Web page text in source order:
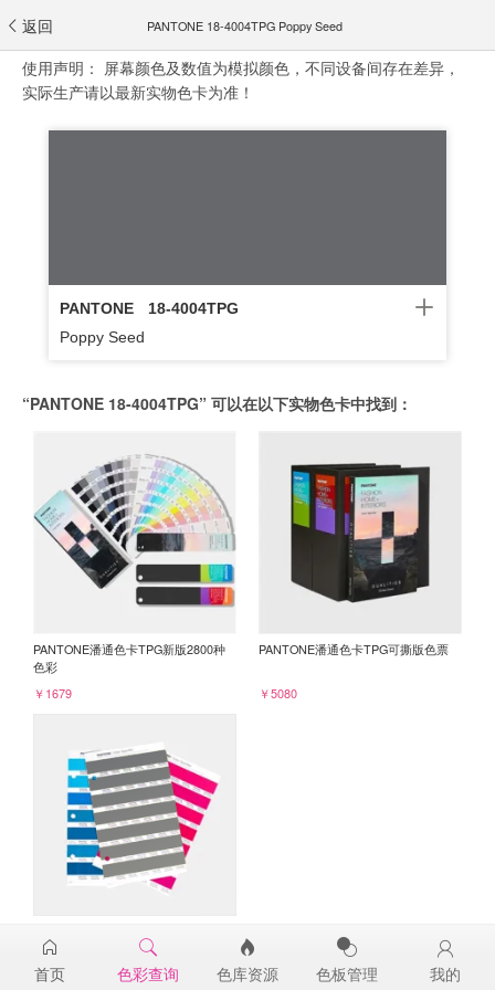
返回 PANTONE 18-4004TPG Poppy Seed
使用声明： 屏幕颜色及数值为模拟颜色，不同设备间存在差异，
实际生产请以最新实物色卡为准！
PANTONE
18-4004TPG
Poppy Seed
“PANTONE 18-4004TPG” 可以在以下实物色卡中找到：
PANTONE潘通色卡TPG新版2800种
色彩
￥1679
PANTONE潘通色卡TPG可撕版色票
￥5080
18-4004TPG
￥98
首页 色彩查询 色库资源 色板管理 我的